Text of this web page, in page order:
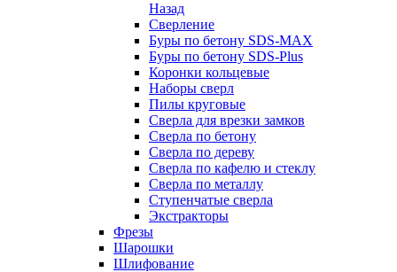
Назад
Сверление
Буры по бетону SDS-MAX
Буры по бетону SDS-Plus
Коронки кольцевые
Наборы сверл
Пилы круговые
Сверла для врезки замков
Сверла по бетону
Сверла по дереву
Сверла по кафелю и стеклу
Сверла по металлу
Ступенчатые сверла
Экстракторы
Фрезы
Шарошки
Шлифование